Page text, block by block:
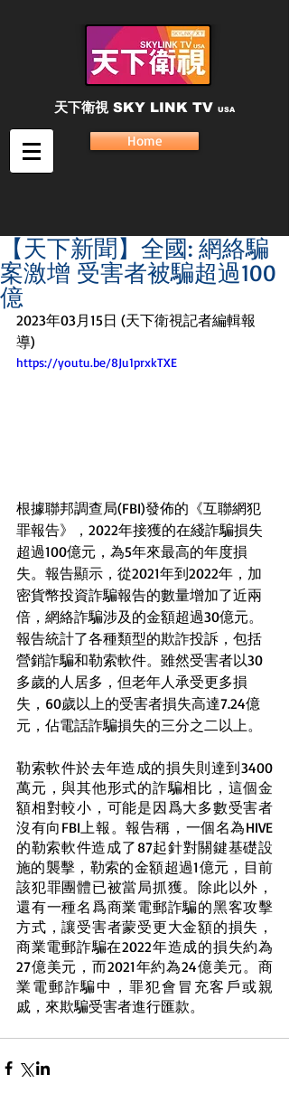
天下衛視 SKY LINK TV USA
Home
【天下新聞】全國: 網絡騙
案激增 受害者被騙超過100
億
2023年03月15日 (天下衛視記者編輯報
導)
https://youtu.be/8Ju1prxkTXE
根據聯邦調查局(FBI)發佈的《互聯網犯
罪報告》，2022年接獲的在綫詐騙損失
超過100億元，為5年來最高的年度損
失。報告顯示，從2021年到2022年，加
密貨幣投資詐騙報告的數量增加了近兩
倍，網絡詐騙涉及的金額超過30億元。
報告統計了各種類型的欺詐投訴，包括
營銷詐騙和勒索軟件。雖然受害者以30
多歲的人居多，但老年人承受更多損
失，60歲以上的受害者損失高達7.24億
元， 佔電話詐騙損失的三分之二以上。
勒索軟件於去年造成的損失則達到3400
萬元，與其他形式的詐騙相比，這個金
額相對較小，可能是因爲大多數受害者
沒有向FBI上報。報告稱，一個名為HIVE
的勒索軟件造成了87起針對關鍵基礎設
施的襲擊，勒索的金額超過1億元，目前
該犯罪團體已被當局抓獲。除此以外，
還有一種名爲商業電郵詐騙的黑客攻擊
方式，讓受害者蒙受更大金額的損失，
商業電郵詐騙在2022年造成的損失約為
27億美元，而2021年約為24億美元。商
業電郵詐騙中，罪犯會冒充客戶或親
戚，來欺騙受害者進行匯款。